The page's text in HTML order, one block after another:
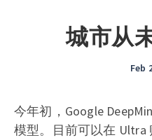
城市从
Feb
今年初，Google
模型。目前可以在 Ultra